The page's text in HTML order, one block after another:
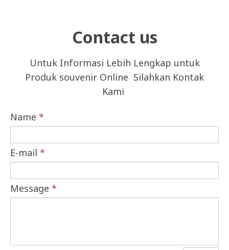
Contact us
Untuk Informasi Lebih Lengkap untuk
Produk souvenir Online Silahkan Kontak
Kami
Name *
E-mail *
Message *